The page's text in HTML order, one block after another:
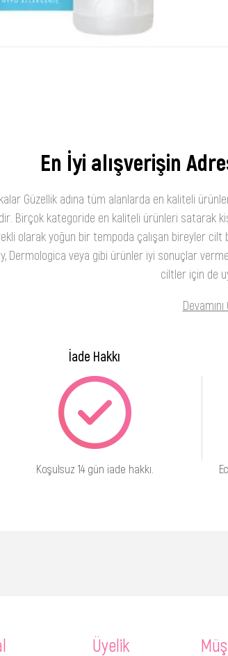
En İyi alışverişin
Güzellik adına tüm alanlarda en kaliteli
Birçok kategoride en kaliteli ürünleri satarak
olarak yoğun bir tempoda çalışan bireyler cilt
Dermologica veya gibi ürünler iyi sonuçlar
ciltler için de
Devamını
İade Hakkı
Koşulsuz 14 gün iade hakkı.
Üyelik